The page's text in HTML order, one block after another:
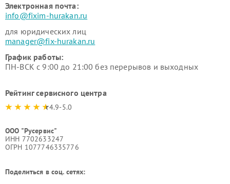
Электронная почта:
info@fixim-hurakan.ru
для юридических лиц
manager@fix-hurakan.ru
График работы:
ПН-ВСК с 9:00 до 21:00 без перерывов и выходных
Рейтинг сервисного центра
4.9-5.0
ООО "Русервис"
ИНН 7702633247
ОГРН 1077746335776
Поделиться в соц. сетях: